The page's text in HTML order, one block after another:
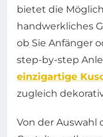
bietet die
handwerkliches
ob Sie Anfänger
step-by-step
einzigartige
zugleich
Von der Auswahl